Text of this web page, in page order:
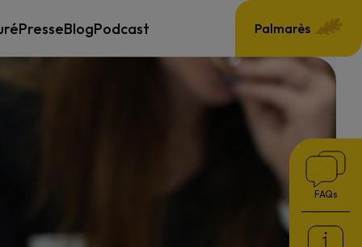
PresseBlogPodcast Palmarès
FAQs